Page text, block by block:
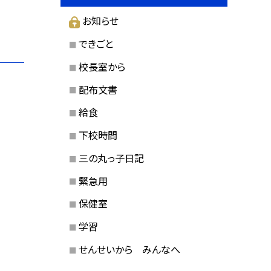
お知らせ
できごと
校長室から
配布文書
給食
下校時間
三の丸っ子日記
緊急用
保健室
学習
せんせいから みんなへ